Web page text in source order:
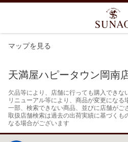
マップを見る
天満屋ハピータウン岡南
欠品等により、店舗に行っても購入できな
リニューアル等により、商品が変更になる
一部、検索できない商品、並びに店舗がご
取扱店舗検索は過去の出荷実績に基づくも
なる場合がございます